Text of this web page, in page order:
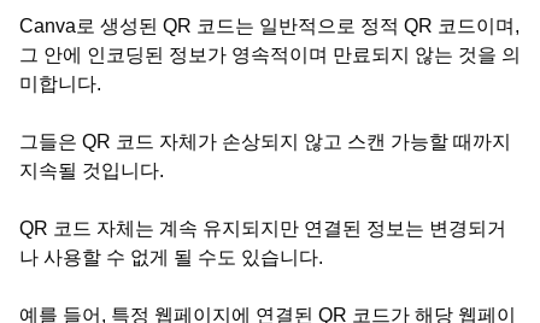
Canva로 생성된 QR 코드는 일반적으로 정적 QR 코드이며,
그 안에 인코딩된 정보가 영속적이며 만료되지 않는 것을 의
미합니다.
그들은 QR 코드 자체가 손상되지 않고 스캔 가능할 때까지
지속될 것입니다.
QR 코드 자체는 계속 유지되지만 연결된 정보는 변경되거
나 사용할 수 없게 될 수도 있습니다.
예를 들어, 특정 웹페이지에 연결된 QR 코드가 해당 웹페이